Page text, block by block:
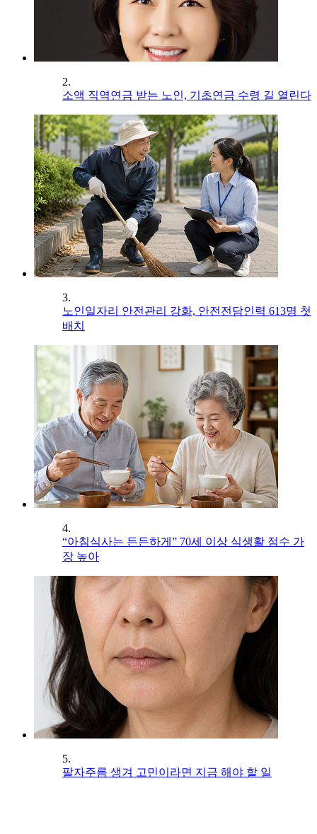
2.
소액 직역연금 받는 노인, 기초연금 수령 길 열린다
3.
노인일자리 안전관리 강화, 안전전담인력 613명 첫
배치
4.
“아침식사는 든든하게” 70세 이상 식생활 점수 가
장 높아
5.
팔자주름 생겨 고민이라면 지금 해야 할 일